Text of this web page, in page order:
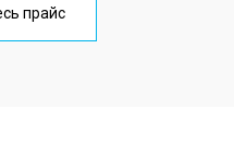
от 2800 ₽
прайс